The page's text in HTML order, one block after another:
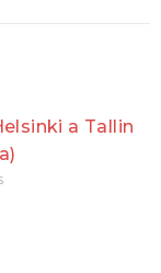
a Tallin